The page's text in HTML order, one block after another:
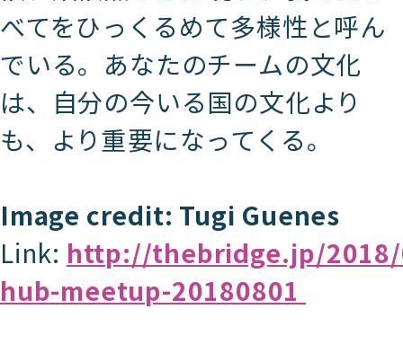
べてをひっくるめて多様性と呼ん
でいる。あなたのチームの文化
は、自分の今いる国の文化より
も、より重要になってくる。
Image credit: Tugi Guenes
Link: http://thebridge.jp/
hub-meetup-20180801